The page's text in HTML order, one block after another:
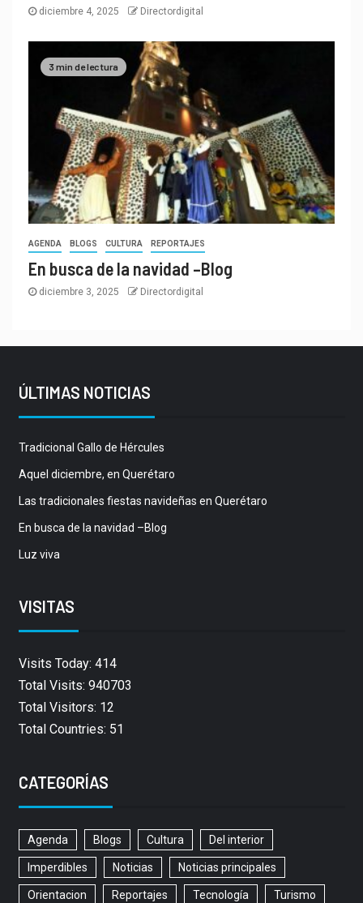
diciembre 4, 2025 Directordigital
3 min de lectura
AGENDA BLOGS CULTURA REPORTAJES
En busca de la navidad –Blog
diciembre 3, 2025 Directordigital
ÚLTIMAS NOTICIAS
Tradicional Gallo de Hércules
Aquel diciembre, en Querétaro
Las tradicionales fiestas navideñas en Querétaro
En busca de la navidad –Blog
Luz viva
VISITAS
Visits Today: 414
Total Visits: 940703
Total Visitors: 12
Total Countries: 51
CATEGORÍAS
Agenda Blogs Cultura Del interior
Imperdibles Noticias Noticias principales
Orientacion Reportajes Tecnología Turismo